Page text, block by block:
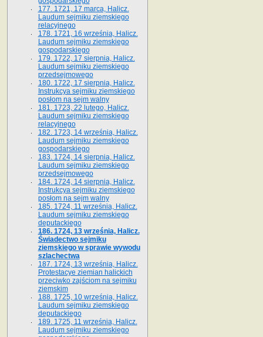
177. 1721, 17 marca, Halicz.
Laudum sejmiku ziemskiego
relacyjnego
178. 1721, 16 września, Halicz.
Laudum sejmiku ziemskiego
gospodarskiego
179. 1722, 17 sierpnia, Halicz.
Laudum sejmiku ziemskiego
przedsejmowego
180. 1722, 17 sierpnia, Halicz.
Instrukcya sejmiku ziemskiego
posłom na sejm walny
181. 1723, 22 lutego, Halicz.
Laudum sejmiku ziemskiego
relacyjnego
182. 1723, 14 września, Halicz.
Laudum sejmiku ziemskiego
gospodarskiego
183. 1724, 14 sierpnia, Halicz.
Laudum sejmiku ziemskiego
przedsejmowego
184. 1724, 14 sierpnia, Halicz.
Instrukcya sejmiku ziemskiego
posłom na sejm walny
185. 1724, 11 września, Halicz.
Laudum sejmiku ziemskiego
deputackiego
186. 1724, 13 września, Halicz.
Świadectwo sejmiku
ziemskiego w sprawie wywodu
szlachectwa
187. 1724, 13 września, Halicz.
Protestacye ziemian halickich
przeciwko zajściom na sejmiku
ziemskim
188. 1725, 10 września, Halicz.
Laudum sejmiku ziemskiego
deputackiego
189. 1725, 11 września, Halicz.
Laudum sejmiku ziemskiego